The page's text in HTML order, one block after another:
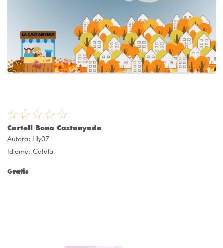
Cartell Bona Castanyada
Autora: Lily07
Idioma: Català
Gratis